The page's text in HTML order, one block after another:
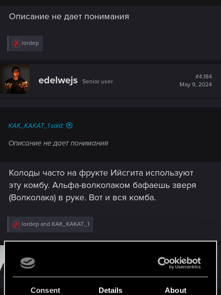
Consent Details About
Описание не дает понимания
R
c
i
o
lordep
edelwejs Senior user
#4,184
May 9, 2024
KAK_KAKAT_1 said:
Описание не дает понимания
Колоды часто на фрукте Ийсгита используют
эту комбу. Альфа-волколаком бафаешь зверя
(Волколака) в руке. Вот и вся комба.
R
a
i
n
lordep and KAK_KAKAT_1
#4,185
May 9, 2024